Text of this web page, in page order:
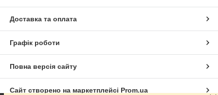
Доставка та оплата
Графік роботи
Повна версія сайту
Сайт створено на маркетплейсі Prom.ua